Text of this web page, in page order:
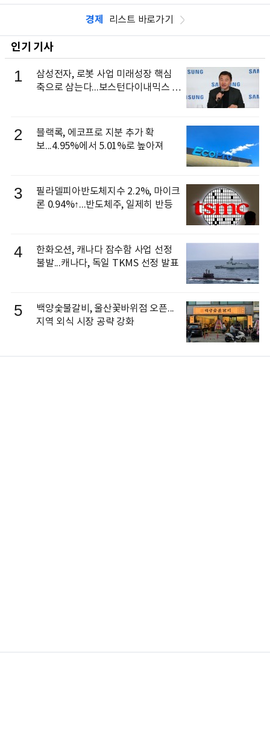
경제 리스트 바로가기
인기 기사
1
삼성전자, 로봇 사업 미래성장 핵심
축으로 삼는다...보스턴다이내믹스 출
2
블랙록, 에코프로 지분 추가 확
보...4.95%에서 5.01%로 높아져
3
필라델피아반도체지수 2.2%, 마이크
론 0.94%↑...반도체주, 일제히 반등
4
한화오션, 캐나다 잠수함 사업 선정
불발...캐나다, 독일 TKMS 선정 발표
5
백양숯불갈비, 울산꽃바위점 오픈...
지역 외식 시장 공략 강화